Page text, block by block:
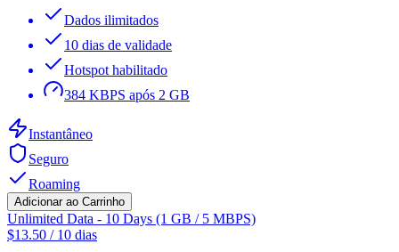
Dados ilimitados
10 dias de validade
Hotspot habilitado
384 KBPS após 2 GB
Instantâneo
Seguro
Roaming
Adicionar ao Carrinho
Unlimited Data - 10 Days (1 GB / 5 MBPS)
$13.50 / 10 dias